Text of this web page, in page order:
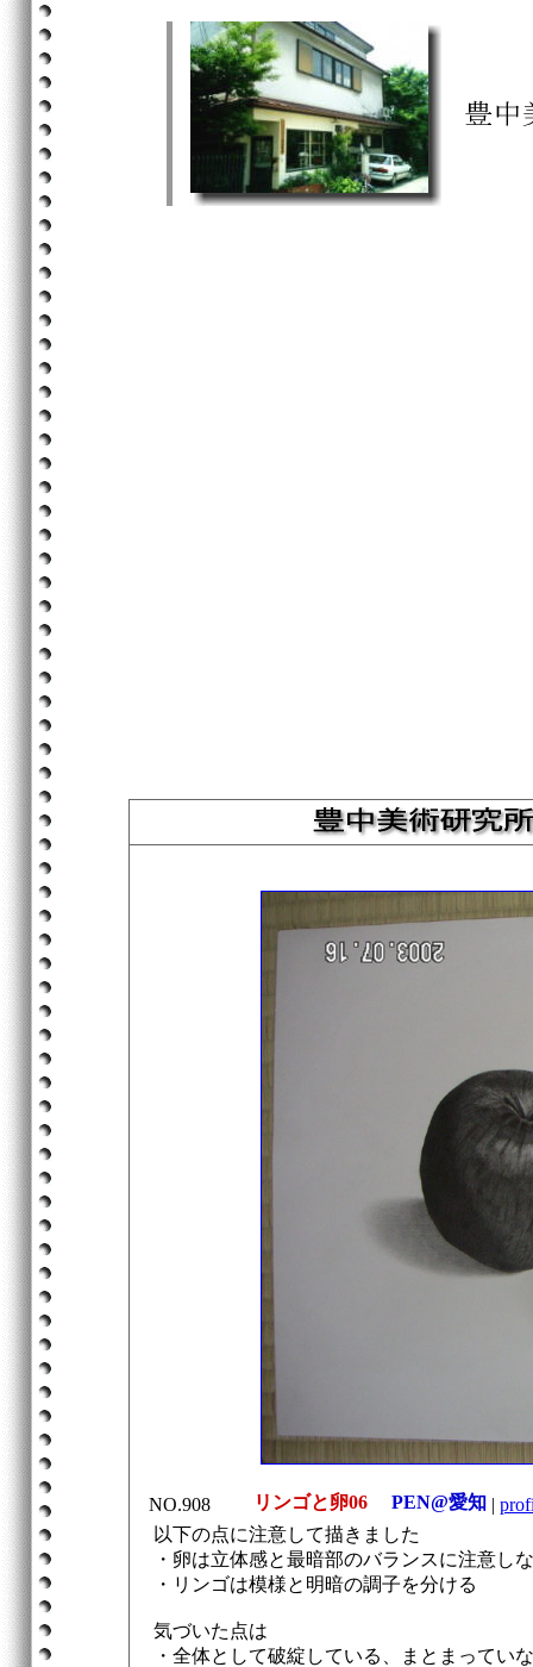
NO.908 リンゴと卵06 PEN@愛知 |
以下の点に注意して描きました
・卵は立体感と最暗部のバランスに注意し
・リンゴは模様と明暗の調子を分ける
気づいた点は
・全体として破綻している、まとまってい